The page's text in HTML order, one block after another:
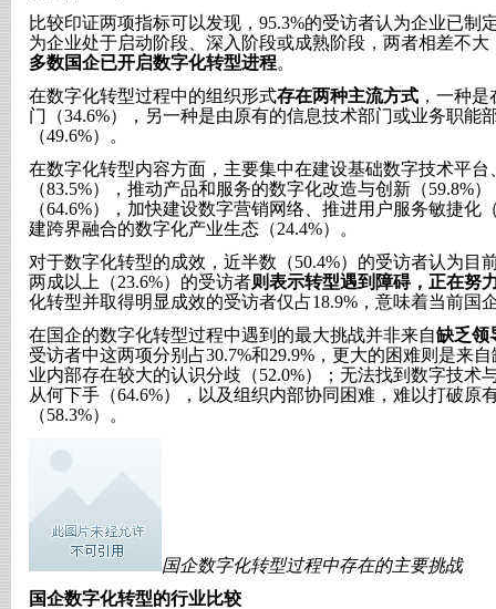
比较印证两项指标可以发现，95.3%的受访者认为企业已制
为企业处于启动阶段、深入阶段或成熟阶段，两者相差不大
多数国企已开启数字化转型进程。
在数字化转型过程中的组织形式存在两种主流方式 ，一种
门（34.6%），另一种是由原有的信息技术部门或业务职能
（49.6%）。
在数字化转型内容方面，主要集中在建设基础数字技术平
（83.5%），推动产品和服务的数字化改造与创新（59.8%
（64.6%），加快建设数字营销网络、推进用户服务敏捷化
建跨界融合的数字化产业生态（24.4%）。
对于数字化转型的成效，近半数（50.4%）的受访者认为目
两成以上（23.6%）的受访者则表示转型遇到障碍，正在努
化转型并取得明显成效的受访者仅占18.9%，意味着当前国
在国企的数字化转型过程中遇到的最大挑战并非来自缺乏领
受访者中这两项分别占30.7%和29.9%，更大的困难则是来
业内部存在较大的认识分歧（52.0%）；无法找到数字技术
从何下手（64.6%），以及组织内部协同困难，难以打破原
（58.3%）。
国企数字化转型过程中存在的主要挑战
国企数字化转型的行业比较